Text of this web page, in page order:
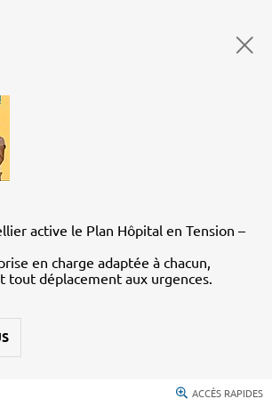
active le Plan Hôpital en Tension –
en charge adaptée à chacun,
tout déplacement aux urgences.
ACCÈS RAPIDES